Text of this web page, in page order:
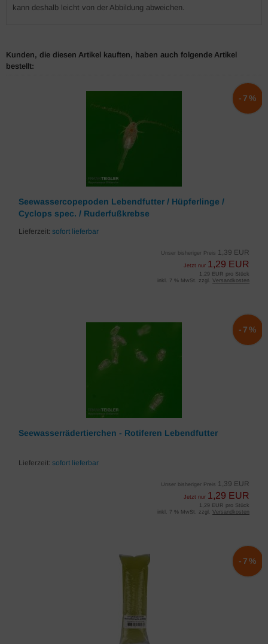
kann deshalb leicht von der Abbildung abweichen.
Kunden, die diesen Artikel kauften, haben auch folgende Artikel
bestellt:
Seewassercopepoden Lebendfutter / Hüpferlinge /
Cyclops spec. / Ruderfußkrebse
Lieferzeit: sofort lieferbar
Unser bisheriger Preis 1,39 EUR
Jetzt nur 1,29 EUR
-7%
1,29 EUR pro Stück
inkl. 7 % MwSt. zzgl. Versandkosten
Seewasserrädertierchen - Rotiferen Lebendfutter
Lieferzeit: sofort lieferbar
Unser bisheriger Preis 1,39 EUR
Jetzt nur 1,29 EUR
-7%
1,29 EUR pro Stück
inkl. 7 % MwSt. zzgl. Versandkosten
-7%